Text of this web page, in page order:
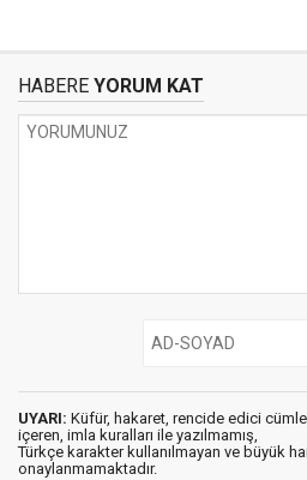
HABERE YORUM KAT
UYARI: Küfür, hakaret, rencide edici
içeren, imla kuralları ile yazılmamış,
Türkçe karakter kullanılmayan ve büyük
onaylanmamaktadır.